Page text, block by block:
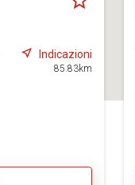
Indicazioni
85.83km